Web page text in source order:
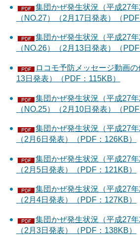
集団かぜ発生状況（平成27年
（NO.27）（2月17日発表）（PDF
集団かぜ発生状況（平成27年
（NO.26）（2月13日発表）（PDF
ロコモ予防メッセージ動画
13日発表）（PDF：115KB）
集団かぜ発生状況（平成27年
（NO.25）（2月10日発表）（PDF
集団かぜ発生状況（平成27年
（2月6日発表）（PDF：126KB）
集団かぜ発生状況（平成27年
（2月5日発表）（PDF：121KB）
集団かぜ発生状況（平成27年
（2月4日発表）（PDF：127KB）
集団かぜ発生状況（平成27年
（2月3日発表）（PDF：138KB）